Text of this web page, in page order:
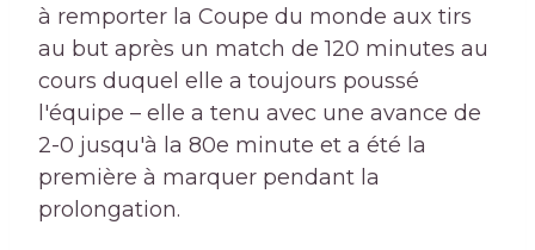
à remporter la Coupe du monde aux tirs
au but après un match de 120 minutes au
cours duquel elle a toujours poussé
l'équipe – elle a tenu avec une avance de
2-0 jusqu'à la 80e minute et a été la
première à marquer pendant la
prolongation.